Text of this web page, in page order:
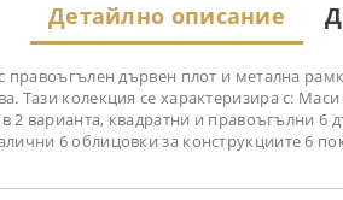
Детайлно описание
дървен плот и метална
Тази колекция се характеризира с:
2 варианта, квадратни и правоъгълни
6 облицовки за конструкциите 6